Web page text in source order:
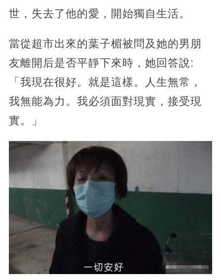
世，失去了他的愛，開始獨自生活。
當從超市出來的葉子楣被問及她的男朋
友離開后是否平靜下來時，她回答說:
「我現在很好。就是這樣。人生無常，
我無能為力。我必須面對現實，接受現
實。」